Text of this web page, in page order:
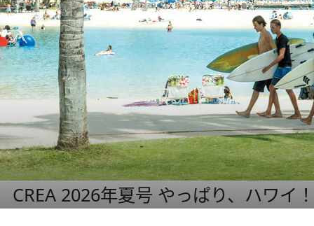
CREA 2026年夏号 やっぱり、ハワイ